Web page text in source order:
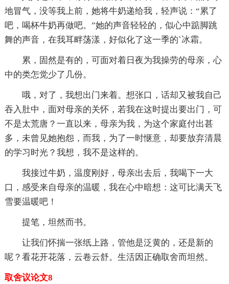
地冒气，没等我上前，她将牛奶递给我，轻声说：“累了
吧，喝杯牛奶再做吧。”她的声音轻轻的，似心中踮脚跳
舞的声音，在我耳畔荡漾，好似化了这一季的`冰霜。
累，固然是有的，可面对着日夜为我操劳的母亲，心
中的类怎觉少了几份。
哦，对了，我想出门来着。想张口，话却又被我自己
吞入肚中，面对母亲的关怀，若我在这时提出要出门，可
不是太荒唐？一直以来，母亲为我，为这个家庭付出甚
多，未曾见她抱怨，而我，为了一时惬意，却要放弃清晨
的学习时光？我想，我不是这样的。
我接过牛奶，温度刚好，母亲出去后，我喝下一大
口，感受来自母亲的温暖，我在心中暗想：这可比满天飞
雪要温暖吧！
提笔，坦然而书。
让我们怀揣一张纸上路，管他是泛黄的，还是新的
呢？看花开花落，云卷云舒。生活因正确取舍而坦然。
取舍议论文8